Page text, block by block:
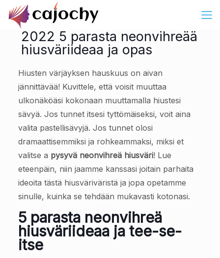
2022 5 parasta neonvihreää
hiusväriideaa ja opas
Hiusten värjäyksen hauskuus on aivan
jännittävää! Kuvittele, että voisit muuttaa
ulkonäköäsi kokonaan muuttamalla hiustesi
sävyä. Jos tunnet itsesi tyttömäiseksi, voit aina
valita pastellisävyjä. Jos tunnet olosi
dramaattisemmiksi ja rohkeammaksi, miksi et
valitse a pysyvä neonvihreä hiusväri! Lue
eteenpäin, niin jaamme kanssasi joitain parhaita
ideoita tästä hiusväriväristä ja jopa opetamme
sinulle, kuinka se tehdään mukavasti kotonasi.
5 parasta neonvihreä
hiusväriideaa ja tee-se-
itse